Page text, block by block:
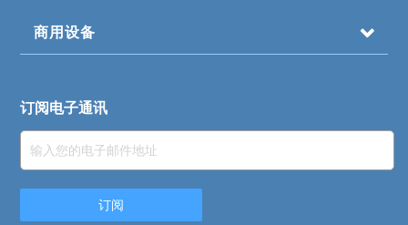
商用设备
订阅电子通讯